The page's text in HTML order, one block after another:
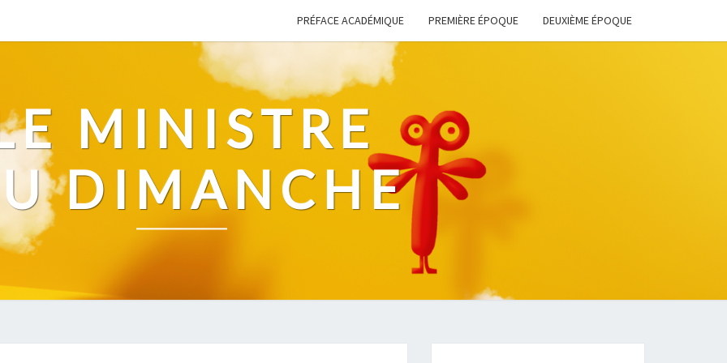
PRÉFACE ACADÉMIQUE PREMIÈRE ÉPOQUE DEUXIÈME ÉPOQUE
MINISTRE
DIMANCHE